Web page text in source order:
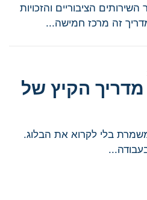
הציבוריים והזכויות
זה מרכז חמישה...
הקיץ של
בלי לקרוא את הבלוג.